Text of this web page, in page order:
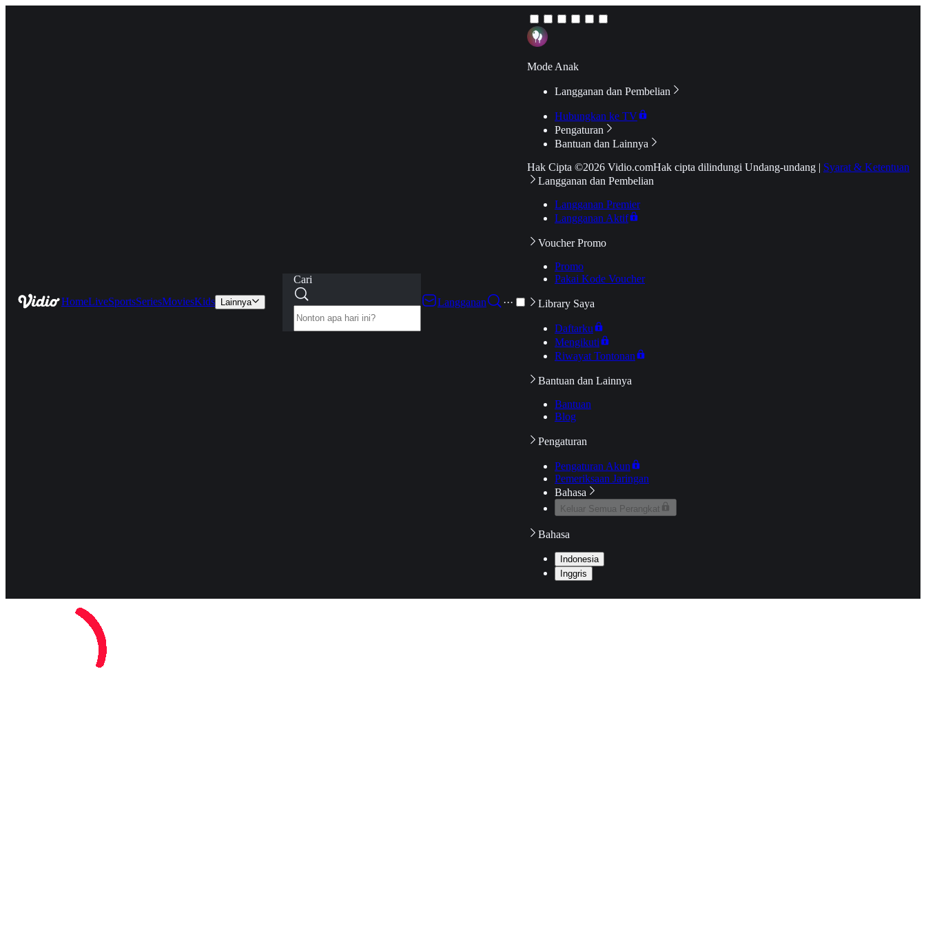
HomeLiveSportsSeriesMoviesKids Lainnya
Cari
Langganan
···
Mode Anak
Langganan dan Pembelian
Hubungkan ke TV
Pengaturan
Bantuan dan Lainnya
Hak Cipta ©2026 Vidio.comHak cipta dilindungi Undang-undang | Syarat & Ketentuan
Langganan dan Pembelian
Langganan Premier
Langganan Aktif
Voucher Promo
Promo
Pakai Kode Voucher
Library Saya
Daftarku
Mengikuti
Riwayat Tontonan
Bantuan dan Lainnya
Bantuan
Blog
Pengaturan
Pengaturan Akun
Pemeriksaan Jaringan
Bahasa
Keluar Semua Perangkat
Bahasa
Indonesia
Inggris